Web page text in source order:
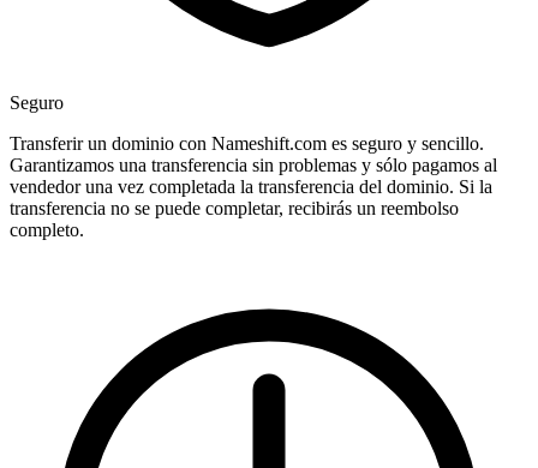
Seguro
Transferir un dominio con Nameshift.com es seguro y sencillo.
Garantizamos una transferencia sin problemas y sólo pagamos al
vendedor una vez completada la transferencia del dominio. Si la
transferencia no se puede completar, recibirás un reembolso
completo.